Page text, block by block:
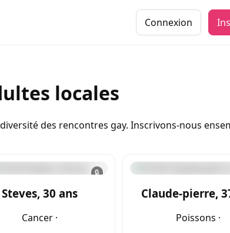
Connexion
locales
des rencontres gay. Inscrivons-nous
🔒
Steves, 30 ans
Cancer ·
Claude-pierre,
Poissons ·